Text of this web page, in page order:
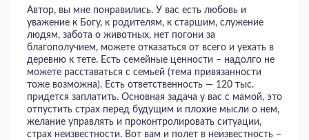
Автор, вы мне понравились. У вас есть любовь и
уважение к Богу, к родителям, к старшим, служение
людям, забота о животных, нет погони за
благополучием, можете отказаться от всего и уехать в
деревню к тете. Есть семейные ценности – надолго не
можете расставаться с семьей (тема привязанности
тоже возможна). Есть ответственность — 120 тыс.
придется заплатить. Основная задача у вас с мамой, это
отпустить страх перед будущим и плохие мысли о нем,
желание управлять и проконтролировать ситуации,
страх неизвестности. Вот вам и полет в неизвестность –